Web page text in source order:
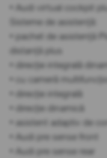
• Audi virtual cockpit
Sisteme de asistență:
• pachet de asistență
distanță plus
• direcție integrală
• cu cameră
• direcție integrală
• direcție dinamică
• asistent adaptiv de
• Audi pre sense front
• Audi pre sense rear